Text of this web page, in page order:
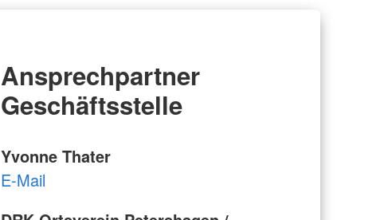
Ansprechpartner
Geschäftsstelle
Yvonne Thater
E-Mail